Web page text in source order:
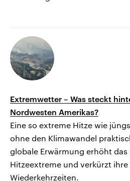
Extremwetter – Was steckt
Nordwesten Amerikas?
Eine so extreme Hitze wie
ohne den Klimawandel
globale Erwärmung erhöht das
Hitzeextreme und verkürzt
Wiederkehrzeiten.